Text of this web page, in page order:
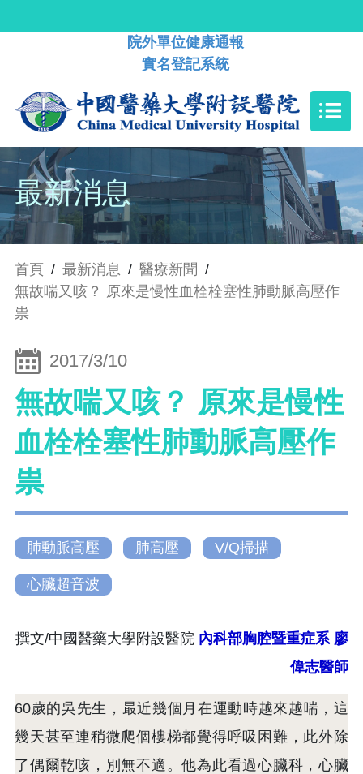
院外單位健康通報
實名登記系統
最新消息
首頁 / 最新消息 / 醫療新聞 /
無故喘又咳？ 原來是慢性血栓栓塞性肺動脈高壓作
祟
2017/3/10
無故喘又咳？ 原來是慢性
血栓栓塞性肺動脈高壓作
祟
肺動脈高壓 肺高壓 V/Q掃描
心臟超音波
撰文/中國醫藥大學附設醫院 內科部胸腔暨重症系 廖
偉志醫師
60歲的吳先生，最近幾個月在運動時越來越喘，這
幾天甚至連稍微爬個樓梯都覺得呼吸困難，此外除
了偶爾乾咳，別無不適。他為此看過心臟科，心臟